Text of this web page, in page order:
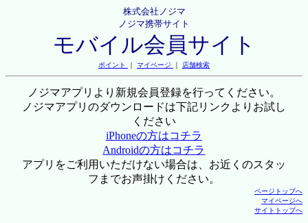
株式会社ノジマ
ノジマ携帯サイト
モバイル会員サイト
ポイント ｜ マイページ ｜ 店舗検索
ノジマアプリより新規会員登録を行ってください。
ノジマアプリのダウンロードは下記リンクよりお試し
ください
iPhoneの方はコチラ
Androidの方はコチラ
アプリをご利用いただけない場合は、お近くのスタッ
フまでお声掛けください。
ページトップへ
マイページへ
サイトトップへ